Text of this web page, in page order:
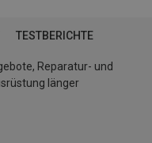
TESTBERICHTE
Reparatur- und
länger